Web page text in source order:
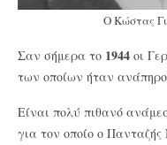
Ο Κώστας
Σαν σήμερα το 1944 οι
των οποίων ήταν
Είναι πολύ πιθανό
για τον οποίο ο